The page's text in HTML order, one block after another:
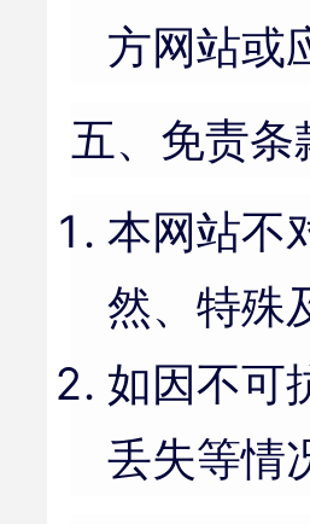
方网站或
五、免责条
本网站不
然、特殊
如因不可
丢失等情